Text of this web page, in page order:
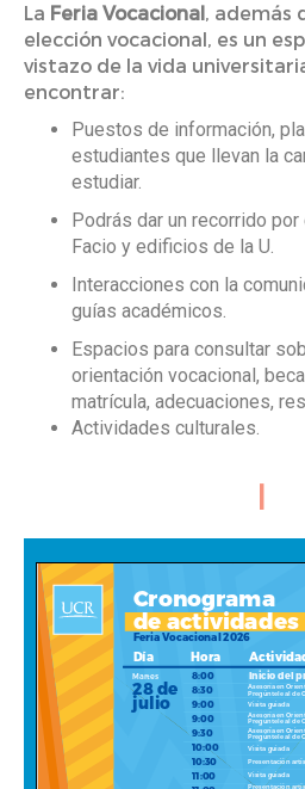
La Feria Vocacional, además
elección vocacional, es un
vistazo de la vida
encontrar:
Puestos de información,
estudiantes que llevan la
estudiar.
Podrás dar un recorrido
Facio y edificios de la U.
Interacciones con la
guías académicos.
Espacios para consultar
orientación vocacional,
matrícula, adecuaciones,
Actividades culturales.